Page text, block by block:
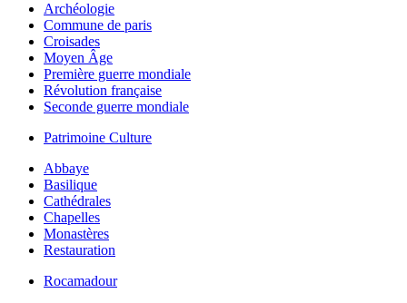
Archéologie
Commune de paris
Croisades
Moyen Âge
Première guerre mondiale
Révolution française
Seconde guerre mondiale
Patrimoine Culture
Abbaye
Basilique
Cathédrales
Chapelles
Monastères
Restauration
Rocamadour